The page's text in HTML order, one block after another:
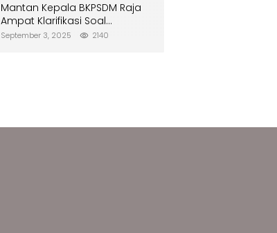
Mantan Kepala BKPSDM Raja
Ampat Klarifikasi Soal
Pergantian Jabatan
September 3, 2025 2140